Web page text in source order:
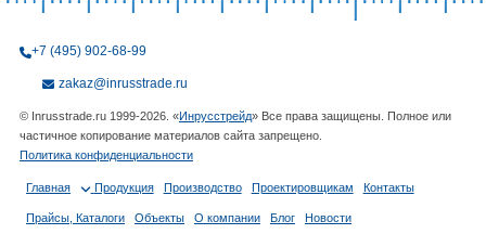
+7 (495) 902-68-99
zakaz@inrusstrade.ru
© Inrusstrade.ru 1999-2026. «Инрусстрейд» Все права защищены. Полное или
частичное копирование материалов сайта запрещено.
Политика конфиденциальности
Главная Продукция Производство Проектировщикам Контакты
Прайсы, Каталоги Объекты О компании Блог Новости